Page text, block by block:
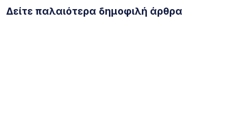
Δείτε παλαιότερα δημοφιλή άρθρα